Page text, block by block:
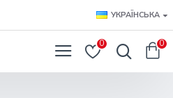
УКРАЇНСЬКА
0 0